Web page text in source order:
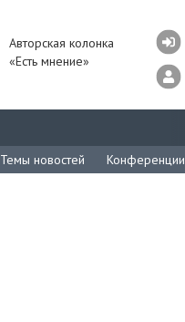
Авторская колонка
«Есть мнение»
Темы новостей Конференции